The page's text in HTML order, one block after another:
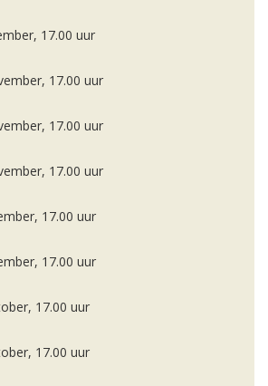
17.00 uur
17.00 uur
17.00 uur
17.00 uur
17.00 uur
17.00 uur
17.00 uur
17.00 uur